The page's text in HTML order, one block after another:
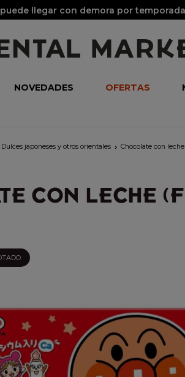
llegar con demora por
NOVEDADES OFERTAS
Dulces japoneses y otros orientales  Chocolate con
CON LECHE